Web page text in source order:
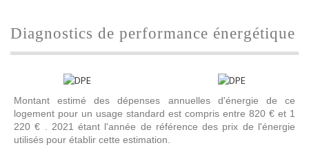
diagnostics de performance énergétique
Montant estimé des dépenses annuelles d'énergie de ce
logement pour un usage standard est compris entre 820 € et 1
220 € . 2021 étant l'année de référence des prix de l'énergie
utilisés pour établir cette estimation.